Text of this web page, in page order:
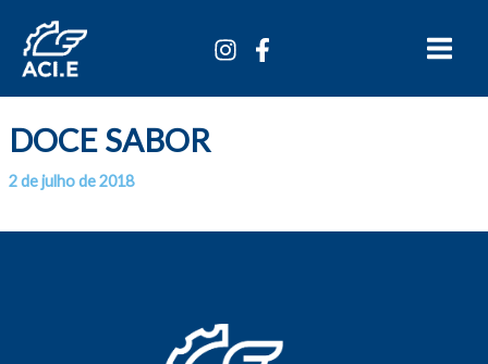
para
Menu
DOCE SABOR
Por
2 de julho de 2018